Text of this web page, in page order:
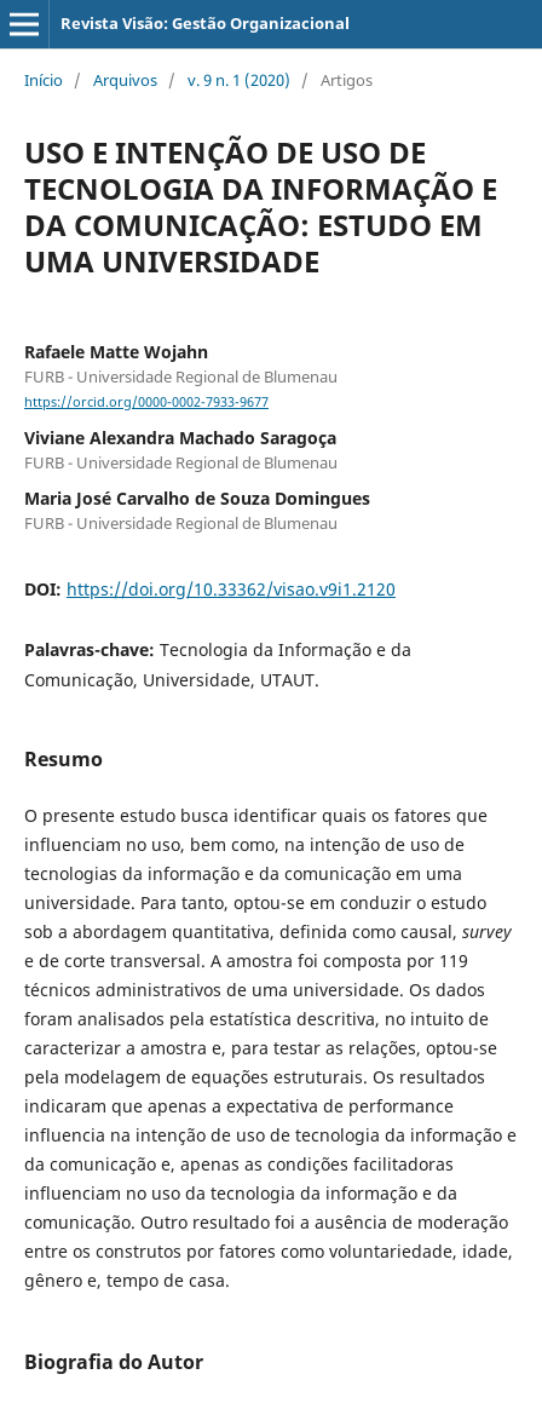
Revista Visão: Gestão Organizacional
Início / Arquivos / v. 9 n. 1 (2020) / Artigos
USO E INTENÇÃO DE USO DE
TECNOLOGIA DA INFORMAÇÃO E
DA COMUNICAÇÃO: ESTUDO EM
UMA UNIVERSIDADE
Rafaele Matte Wojahn
FURB - Universidade Regional de Blumenau
https://orcid.org/0000-0002-7933-9677
Viviane Alexandra Machado Saragoça
FURB - Universidade Regional de Blumenau
Maria José Carvalho de Souza Domingues
FURB - Universidade Regional de Blumenau
DOI: https://doi.org/10.33362/visao.v9i1.2120
Palavras-chave: Tecnologia da Informação e da
Comunicação, Universidade, UTAUT.
Resumo
O presente estudo busca identificar quais os fatores que
influenciam no uso, bem como, na intenção de uso de
tecnologias da informação e da comunicação em uma
universidade. Para tanto, optou-se em conduzir o estudo
sob a abordagem quantitativa, definida como causal, survey
e de corte transversal. A amostra foi composta por 119
técnicos administrativos de uma universidade. Os dados
foram analisados pela estatística descritiva, no intuito de
caracterizar a amostra e, para testar as relações, optou-se
pela modelagem de equações estruturais. Os resultados
indicaram que apenas a expectativa de performance
influencia na intenção de uso de tecnologia da informação e
da comunicação e, apenas as condições facilitadoras
influenciam no uso da tecnologia da informação e da
comunicação. Outro resultado foi a ausência de moderação
entre os construtos por fatores como voluntariedade, idade,
gênero e, tempo de casa.
Biografia do Autor